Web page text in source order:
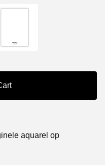
aquarel op